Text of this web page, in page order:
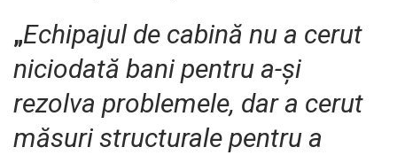
„Echipajul de cabină nu a cerut
niciodată bani pentru a-și
rezolva problemele, dar a cerut
măsuri structurale pentru a